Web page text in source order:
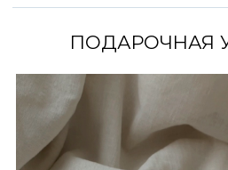
ПОДАРОЧНАЯ